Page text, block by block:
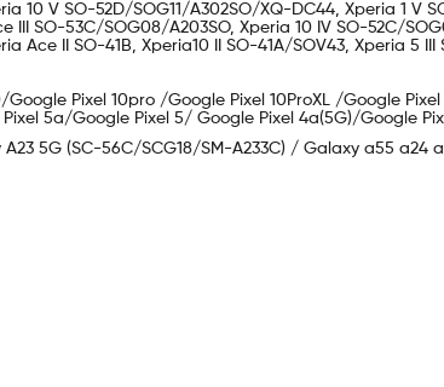
10 V SO-52D/SOG11/A302SO/XQ-DC44, Xperia 1 V
SO-53C/SOG08/A203SO, Xperia 10 IV SO-52C/
Ace II SO-41B, Xperia10 II SO-41A/SOV43, Xperia 5
Google Pixel 10pro /Google Pixel 10ProXL /Google
5a/Google Pixel 5/ Google Pixel 4a(5G)/Google
5G (SC-56C/SCG18/SM-A233C) / Galaxy a55 a24